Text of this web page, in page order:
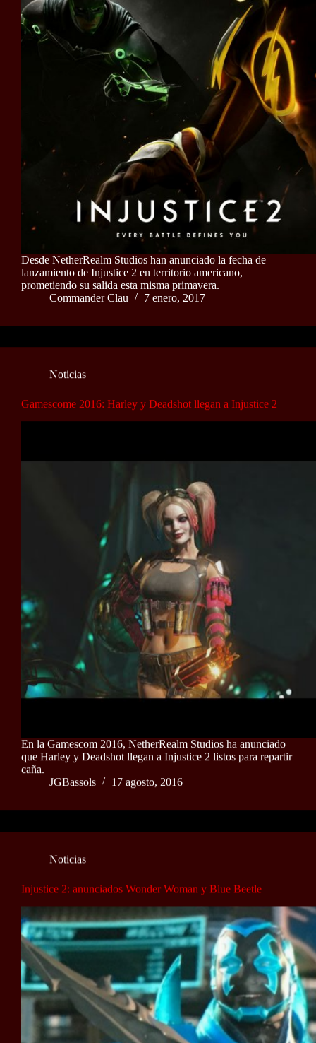
Desde NetherRealm Studios han anunciado la fecha de
lanzamiento de Injustice 2 en territorio americano,
prometiendo su salida esta misma primavera.
Commander Clau
7 enero, 2017
Noticias
Gamescome 2016: Harley y Deadshot llegan a Injustice 2
En la Gamescom 2016, NetherRealm Studios ha anunciado
que Harley y Deadshot llegan a Injustice 2 listos para repartir
caña.
JGBassols
17 agosto, 2016
Noticias
Injustice 2: anunciados Wonder Woman y Blue Beetle